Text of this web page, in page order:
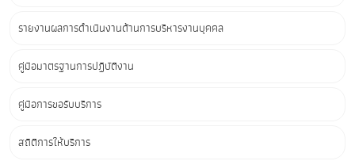
รายงานผลการดำเนินงานด้านการบริหารงานบุคคล
คู่มือมาตรฐานการปฏิบัติงาน
คู่มือการขอรับบริการ
สถิติการให้บริการ